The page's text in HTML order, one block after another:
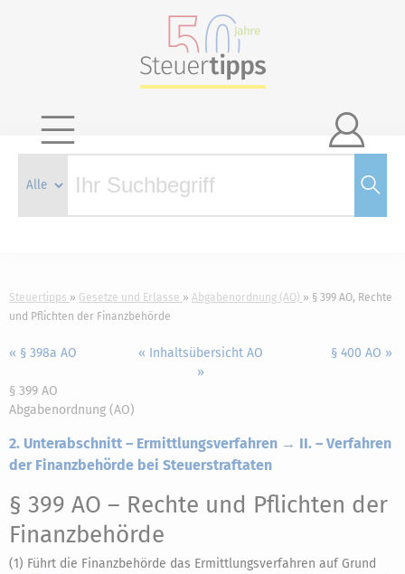

Steuertipps Gesetze und Erlasse Abgabenordnung (AO)
§ 399 AO, Rechte
und Pflichten der Finanzbehörde
« § 398a AO
« Inhaltsübersicht AO
»
§ 400 AO »
§ 399 AO
Abgabenordnung (AO)
2. Unterabschnitt – Ermittlungsverfahren → II. – Verfahren
der Finanzbehörde bei Steuerstraftaten
§ 399 AO – Rechte und Pflichten der
Finanzbehörde
(1) Führt die Finanzbehörde das Ermittlungsverfahren auf Grund